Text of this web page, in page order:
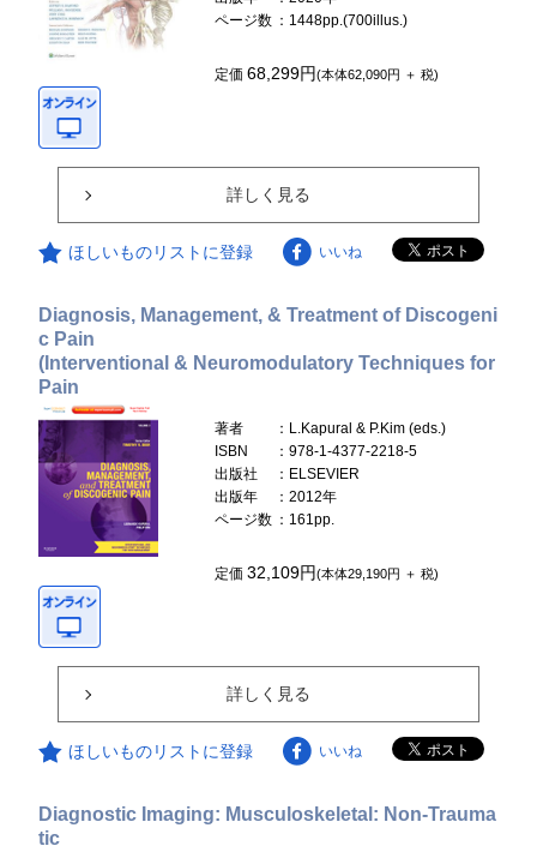
ページ数 ：1448pp.(700illus.)
定価68,299円(本体62,090円 ＋ 税)
詳しく見る
ほしいものリストに登録 いいね
Diagnosis, Management, & Treatment of Discogeni
c Pain
(Interventional & Neuromodulatory Techniques for
Pain
著者
：L.Kapural & P.Kim (eds.)
ISBN
：978-1-4377-2218-5
出版社
：ELSEVIER
出版年
：2012年
ページ数 ：161pp.
定価32,109円(本体29,190円 ＋ 税)
詳しく見る
ほしいものリストに登録 いいね
Diagnostic Imaging: Musculoskeletal: Non-Trauma
tic